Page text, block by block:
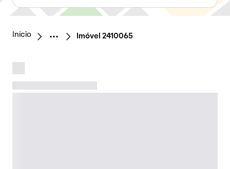
Início Imóvel 2410065